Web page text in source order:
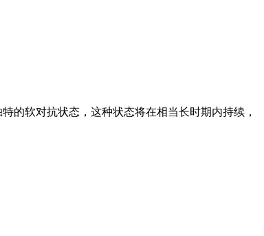
的软对抗状态，这种状态将在相当长时期内持续，